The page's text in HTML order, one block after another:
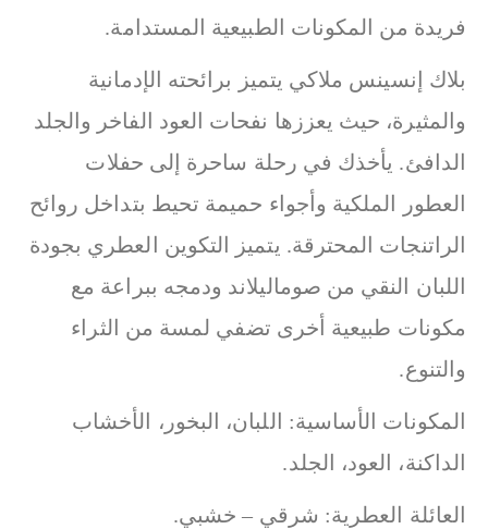
فريدة من المكونات الطبيعية المستدامة.
بلاك إنسينس ملاكي يتميز برائحته الإدمانية
والمثيرة، حيث يعززها نفحات العود الفاخر والجلد
الدافئ. يأخذك في رحلة ساحرة إلى حفلات
العطور الملكية وأجواء حميمة تحيط بتداخل روائح
الراتنجات المحترقة. يتميز التكوين العطري بجودة
اللبان النقي من صوماليلاند ودمجه ببراعة مع
مكونات طبيعية أخرى تضفي لمسة من الثراء
والتنوع.
المكونات الأساسية: اللبان، البخور، الأخشاب
الداكنة، العود، الجلد.
العائلة العطرية: شرقي – خشبي.